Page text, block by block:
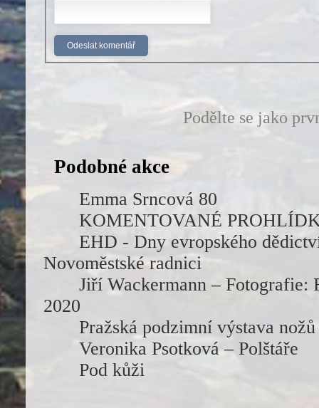
Podělte se jako
Podobné akce
Emma Srncová 80
KOMENTOVANÉ
EHD - Dny evropského
Novoměstské radnici
Jiří Wackermann – Fotografie:
2020
Pražská podzimní výstava
Veronika Psotková – Polštáře
Pod kůži